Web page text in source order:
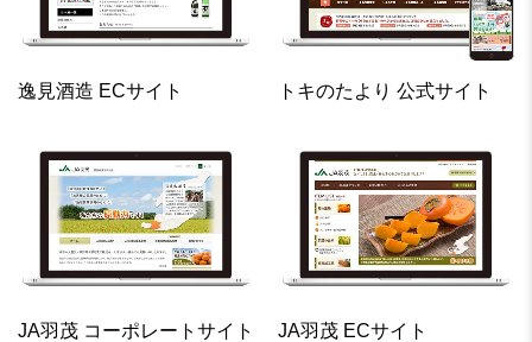
逸見酒造 ECサイト トキのたより 公式サイト
JA羽茂 コーポレートサイト JA羽茂 ECサイト